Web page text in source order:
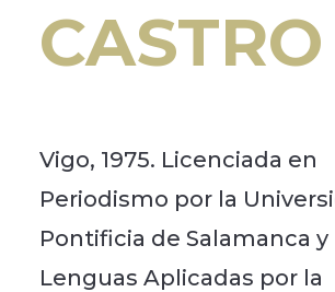
CASTRO
Vigo, 1975. Licenciada en
Periodismo por la
Pontificia de Salamanca
Lenguas Aplicadas por la